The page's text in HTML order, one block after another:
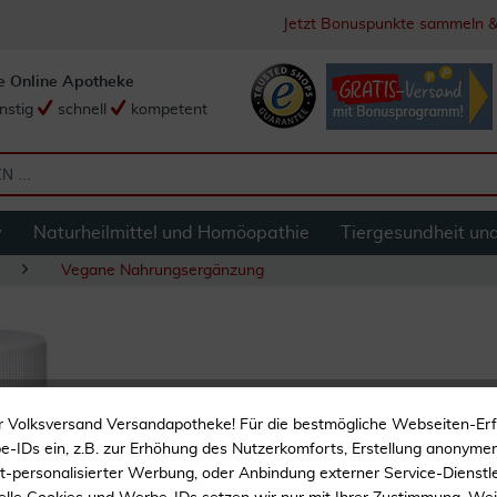
Jetzt Bonuspunkte sammeln
Online Apotheke
schnell kompetent
Naturheilmittel und Homöopathie Tiergesundheit
Vegane Nahrungsergänzung
Pure
Versandapotheke! Für die bestmögliche Webseiten-
IDs ein, z.B. zur Erhöhung des Nutzerkomforts, Erstellung
personalisierter Werbung, oder Anbindung externer Service-